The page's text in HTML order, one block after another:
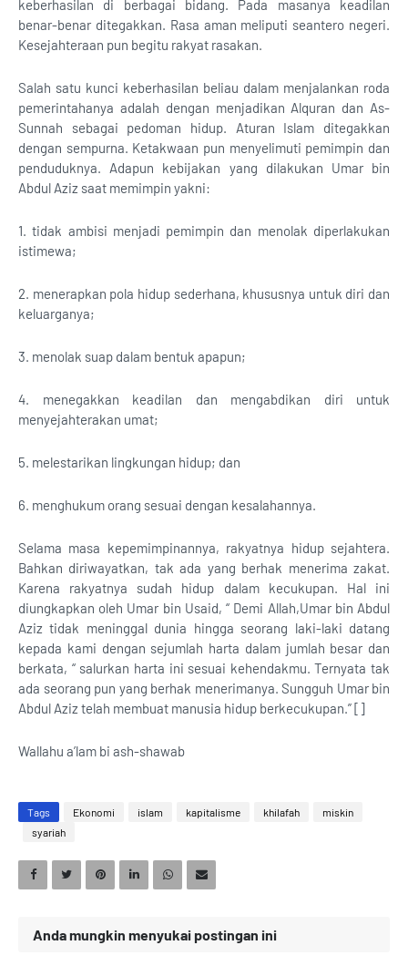
keberhasilan di berbagai bidang. Pada masanya keadilan
benar-benar ditegakkan. Rasa aman meliputi seantero negeri.
Kesejahteraan pun begitu rakyat rasakan.
Salah satu kunci keberhasilan beliau dalam menjalankan roda
pemerintahanya adalah dengan menjadikan Alquran dan As-
Sunnah sebagai pedoman hidup. Aturan Islam ditegakkan
dengan sempurna. Ketakwaan pun menyelimuti pemimpin dan
penduduknya. Adapun kebijakan yang dilakukan Umar bin
Abdul Aziz saat memimpin yakni:
1. tidak ambisi menjadi pemimpin dan menolak diperlakukan
istimewa;
2. menerapkan pola hidup sederhana, khususnya untuk diri dan
keluarganya;
3. menolak suap dalam bentuk apapun;
4. menegakkan keadilan dan mengabdikan diri untuk
menyejahterakan umat;
5. melestarikan lingkungan hidup; dan
6. menghukum orang sesuai dengan kesalahannya.
Selama masa kepemimpinannya, rakyatnya hidup sejahtera.
Bahkan diriwayatkan, tak ada yang berhak menerima zakat.
Karena rakyatnya sudah hidup dalam kecukupan. Hal ini
diungkapkan oleh Umar bin Usaid, “ Demi Allah,Umar bin Abdul
Aziz tidak meninggal dunia hingga seorang laki-laki datang
kepada kami dengan sejumlah harta dalam jumlah besar dan
berkata, “ salurkan harta ini sesuai kehendakmu. Ternyata tak
ada seorang pun yang berhak menerimanya. Sungguh Umar bin
Abdul Aziz telah membuat manusia hidup berkecukupan.” []
Wallahu a’lam bi ash-shawab
Tags Ekonomi islam kapitalisme khilafah
miskin
syariah
Anda mungkin menyukai postingan ini